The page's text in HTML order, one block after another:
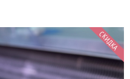
СКИДКА